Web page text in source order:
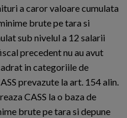
a caror valoare cumulata
brute pe tara si
sub nivelul a 12 salarii
precedent nu au avut
in categoriile de
prevazute la art. 154 alin.
CASS la o baza de
brute pe tara si depune